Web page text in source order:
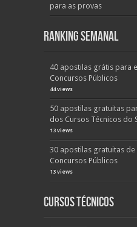
para as provas
Ranking Semanal
40 apostilas grátis para
Concursos Públicos
44 views
50 apostilas gratuitas
dos Cursos Técnicos do
13 views
30 apostilas gratuitas
Concursos Públicos
13 views
Cursos Técnicos